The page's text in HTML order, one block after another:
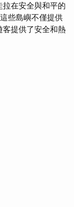
在安全與和平的
這些島嶼不僅提供
提供了安全和熱